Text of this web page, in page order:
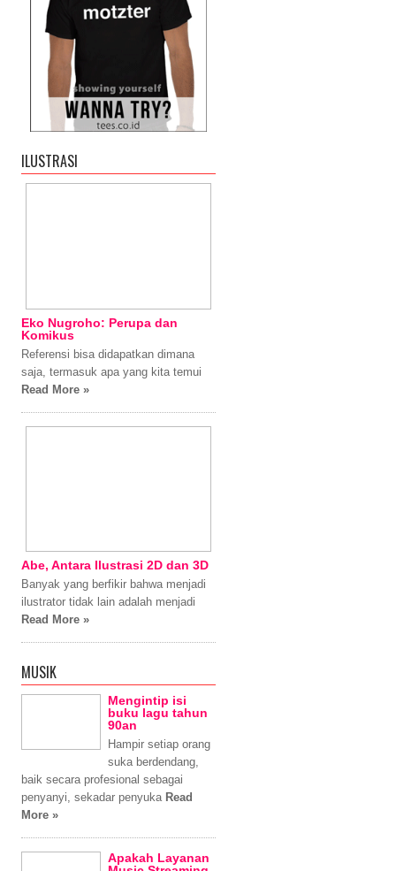
ILUSTRASI
Eko Nugroho: Perupa dan
Komikus
Referensi bisa didapatkan dimana
saja, termasuk apa yang kita temui
Read More »
Abe, Antara Ilustrasi 2D dan 3D
Banyak yang berfikir bahwa menjadi
ilustrator tidak lain adalah menjadi
Read More »
MUSIK
Mengintip isi
buku lagu tahun
90an
Hampir setiap orang
suka berdendang,
baik secara profesional sebagai
penyanyi, sekadar penyuka Read
More »
Apakah Layanan